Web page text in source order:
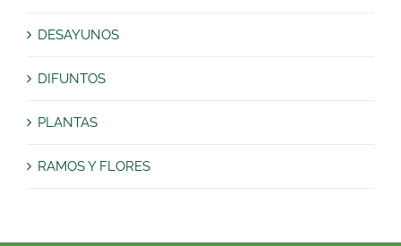
DESAYUNOS
DIFUNTOS
PLANTAS
RAMOS Y FLORES